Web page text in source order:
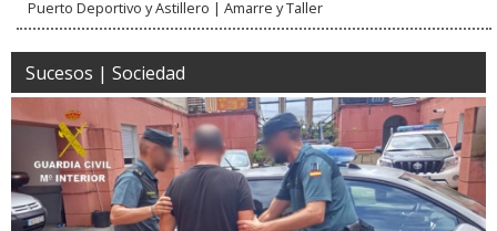
Puerto Deportivo y Astillero | Amarre y Taller
Sucesos | Sociedad